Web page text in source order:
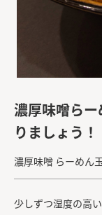
濃厚味噌ら
りましょう！
濃厚味噌 らーめん
少しずつ湿度の高